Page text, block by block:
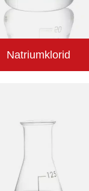
Natriumklorid